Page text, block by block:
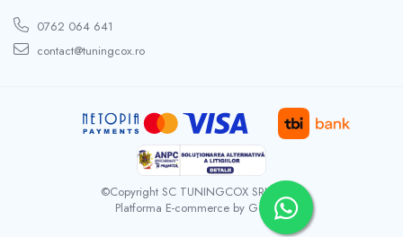
0762 064 641
contact@tuningcox.ro
©Copyright SC TUNINGCOX SRL 2026
Platforma E-commerce by Gomag